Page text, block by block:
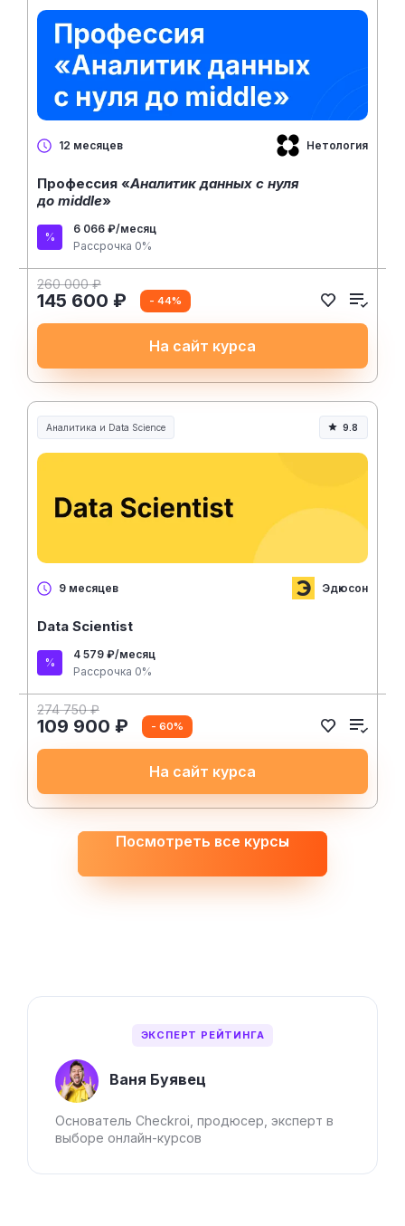
ЭКСПЕРТ РЕЙТИНГА
Ваня Буявец
Основатель Checkroi, продюсер, эксперт в
выборе онлайн-курсов
12 месяцев Нетология
Профессия «Аналитик данных с нуля
до middle»
6 066 ₽/месяц
Рассрочка 0%
260 000 ₽
145 600 ₽ - 44%
На сайт курса
Аналитика и Data Science 9.8
9 месяцев Эдюсон
Data Scientist
4 579 ₽/месяц
Рассрочка 0%
274 750 ₽
109 900 ₽ - 60%
На сайт курса
Посмотреть все курсы